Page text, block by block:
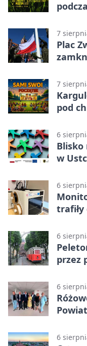
7
Plac
7
pod
6
Blisko
w
6
trafiły
6
przez
6
6